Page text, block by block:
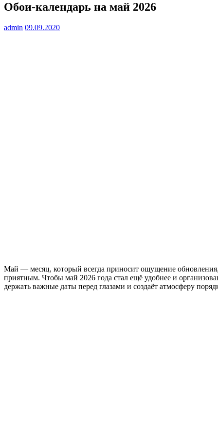
Обои-календарь на май 2026
admin 09.09.2020
Май — месяц, который всегда приносит ощущение обновления,
приятным. Чтобы май 2026 года стал ещё удобнее и
держать важные даты перед глазами и создаёт атмосферу